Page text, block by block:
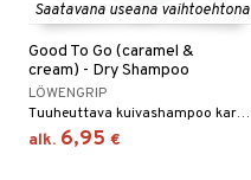
Saatavana useana vaihtoehtona
Good To Go (caramel &
cream) - Dry Shampoo
LÖWENGRIP
Tuuheuttava kuivashampoo karamellintuoksulla - Löwengrip
alk. 6,95 €